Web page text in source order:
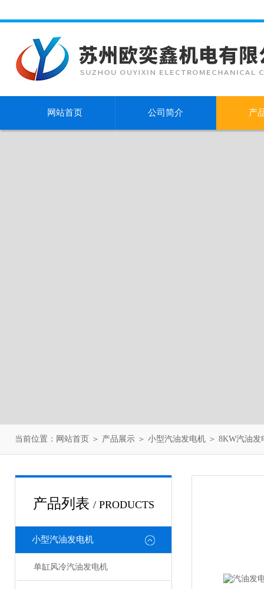
网站首页 公司简介 产
当前位置： 网站首页 ＞ 产品展示 ＞ 小型汽油发电机 ＞ 8KW汽油发
产品列表 / PRODUCTS
小型汽油发电机
单缸风冷汽油发电机